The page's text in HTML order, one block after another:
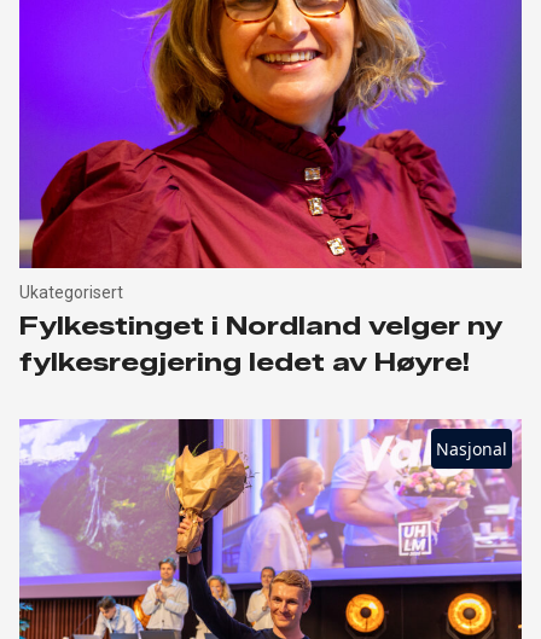
Ukategorisert
Fylkestinget i Nordland velger ny
fylkesregjering ledet av Høyre!
Nasjonal